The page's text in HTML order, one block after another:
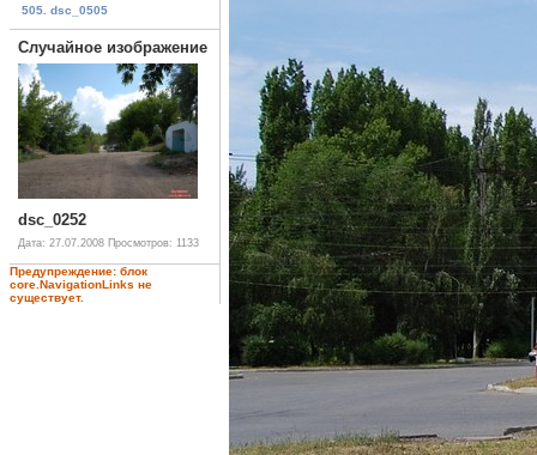
505. dsc_0505
Случайное изображение
dsc_0252
Дата: 27.07.2008 Просмотров: 1133
Предупреждение: блок
core.NavigationLinks не
существует.